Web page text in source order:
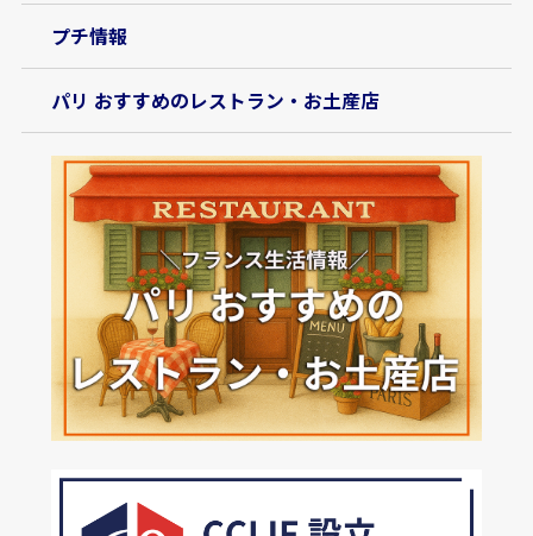
プチ情報
パリ おすすめのレストラン・お土産店